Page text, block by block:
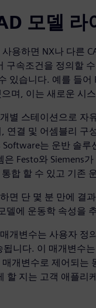
모델 라
용하면 NX나 다른
구속조건을 정의할
있습니다. 예를 들어
며, 이는 새로운 시
별 스테이션으로
연결 및 어셈블리 구
는 운반 솔
Festo와 Siemens
합 할 수 있고 기존
면 단 몇 분 만에
델에 운동학 속성을
개변수는 사용자 정
됩니다. 이 매개변수
개변수로 제어되는
할 지는 고객 애플리